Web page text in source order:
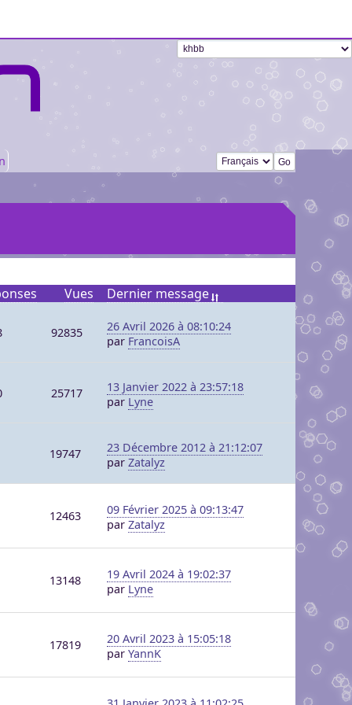
Changer de langue
Vues
Dernier message
92835
26 Avril 2026 à 08:10:24
par FrancoisA
25717
13 Janvier 2022 à 23:57:18
par Lyne
19747
23 Décembre 2012 à 21:12:07
par Zatalyz
12463
09 Février 2025 à 09:13:47
par Zatalyz
13148
19 Avril 2024 à 19:02:37
par Lyne
17819
20 Avril 2023 à 15:05:18
par YannK